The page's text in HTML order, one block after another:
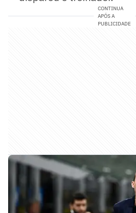
CONTINUA
APÓS A
PUBLICIDADE